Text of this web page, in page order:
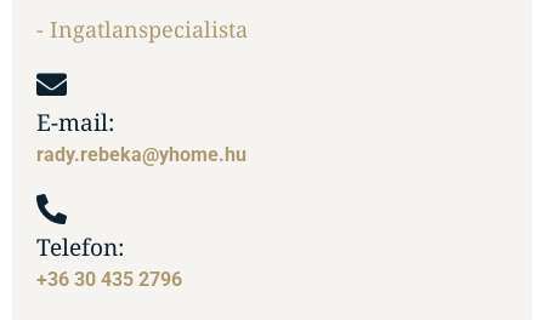
Telefon:
Budapesten nőttem fel és már egészen kicsiként
kiderült, hogymaximalista vagyok!
Utóbbi éveimet aktív latin-versenytánccal töltöttem,
ami mellett több zenekarban is játszottam, így bátran
merem kijelenteni, hogy
együttműködés, helytállás és mit is jelent az igazi